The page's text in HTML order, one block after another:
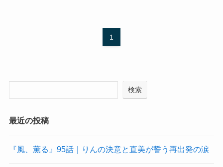
1
検索
最近の投稿
『風、薫る』95話｜りんの決意と直美が誓う再出発の涙